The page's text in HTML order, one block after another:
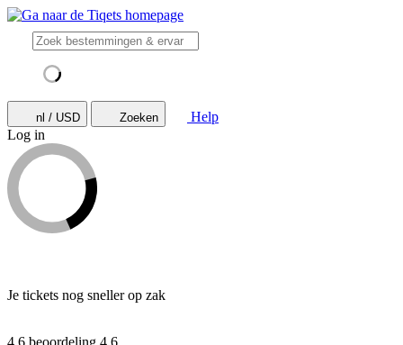
nl / USD Zoeken
Help
Log in
Je tickets nog sneller op zak
4.6 beoordeling 4.6